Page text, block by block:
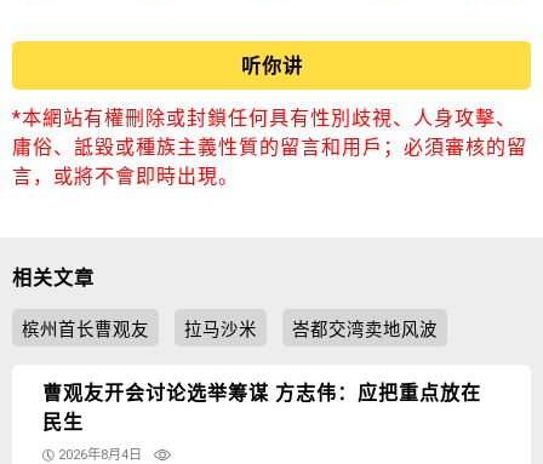
听你讲
*本網站有權刪除或封鎖任何具有性別歧視、人身攻擊、
庸俗、詆毀或種族主義性質的留言和用戶；必須審核的留
言，或將不會即時出現。
相关文章
槟州首长曹观友 拉马沙米 峇都交湾卖地风波
曹观友开会讨论选举筹谋 方志伟：应把重点放在
民生
2026年8月4日